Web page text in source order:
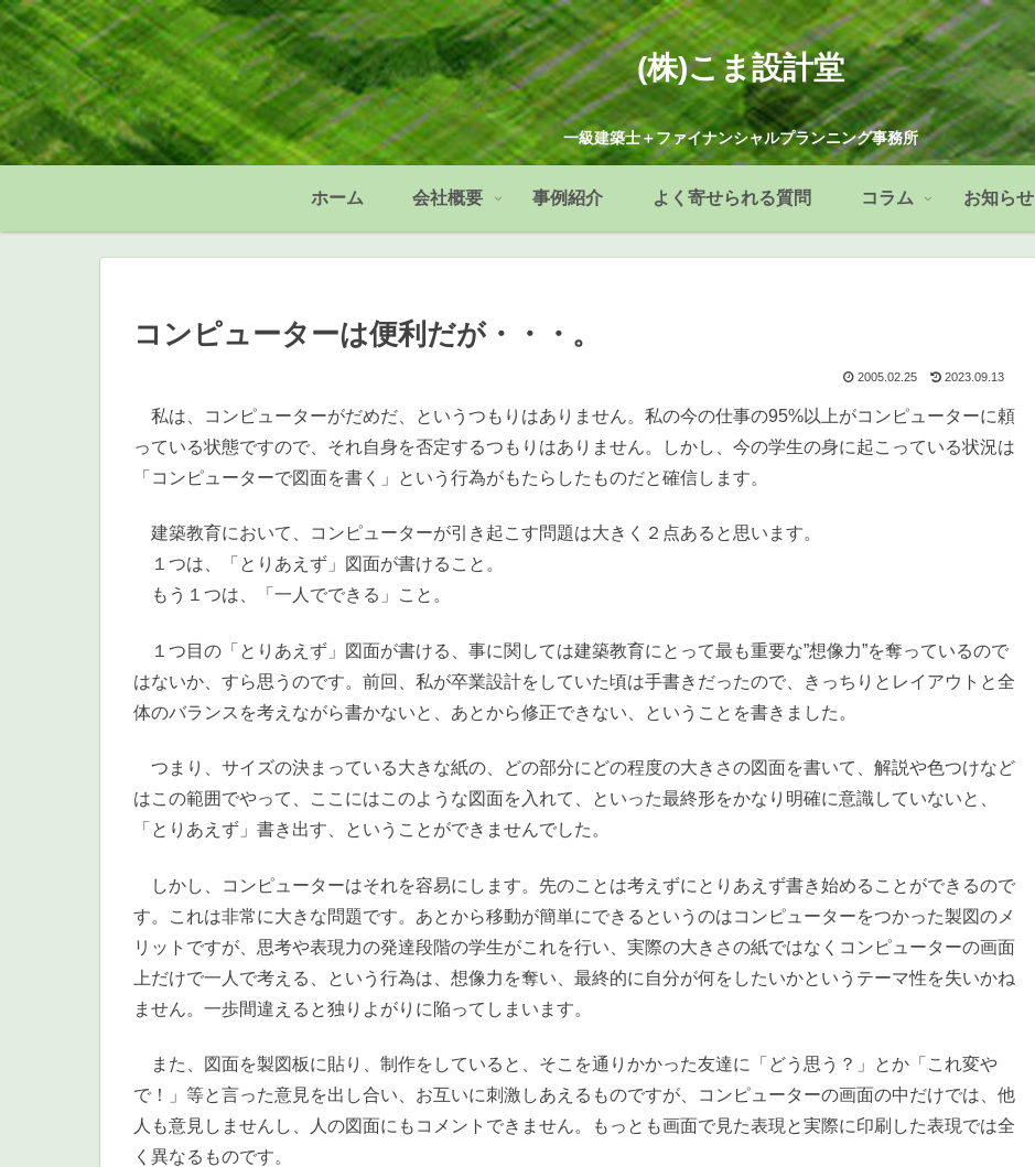
(株)こま設計堂
一級建築士＋ファイナンシャルプランニング事務所
ホーム 会社概要 事例紹介 よく寄せられる質問 コラム お知らせ
コンピューターは便利だが・・・。
2005.02.25 2023.09.13
私は、コンピューターがだめだ、というつもりはありません。私の今の仕事の95%以上がコンピューターに頼
っている状態ですので、それ自身を否定するつもりはありません。しかし、今の学生の身に起こっている状況は
「コンピューターで図面を書く」という行為がもたらしたものだと確信します。
建築教育において、コンピューターが引き起こす問題は大きく２点あると思います。
１つは、「とりあえず」図面が書けること。
もう１つは、「一人でできる」こと。
１つ目の「とりあえず」図面が書ける、事に関しては建築教育にとって最も重要な”想像力”を奪っているので
はないか、すら思うのです。前回、私が卒業設計をしていた頃は手書きだったので、きっちりとレイアウトと全
体のバランスを考えながら書かないと、あとから修正できない、ということを書きました。
つまり、サイズの決まっている大きな紙の、どの部分にどの程度の大きさの図面を書いて、解説や色つけなど
はこの範囲でやって、ここにはこのような図面を入れて、といった最終形をかなり明確に意識していないと、
「とりあえず」書き出す、ということができませんでした。
しかし、コンピューターはそれを容易にします。先のことは考えずにとりあえず書き始めることができるので
す。これは非常に大きな問題です。あとから移動が簡単にできるというのはコンピューターをつかった製図のメ
リットですが、思考や表現力の発達段階の学生がこれを行い、実際の大きさの紙ではなくコンピューターの画面
上だけで一人で考える、という行為は、想像力を奪い、最終的に自分が何をしたいかというテーマ性を失いかね
ません。一歩間違えると独りよがりに陥ってしまいます。
また、図面を製図板に貼り、制作をしていると、そこを通りかかった友達に「どう思う？」とか「これ変や
で！」等と言った意見を出し合い、お互いに刺激しあえるものですが、コンピューターの画面の中だけでは、他
人も意見しませんし、人の図面にもコメントできません。もっとも画面で見た表現と実際に印刷した表現では全
く異なるものです。